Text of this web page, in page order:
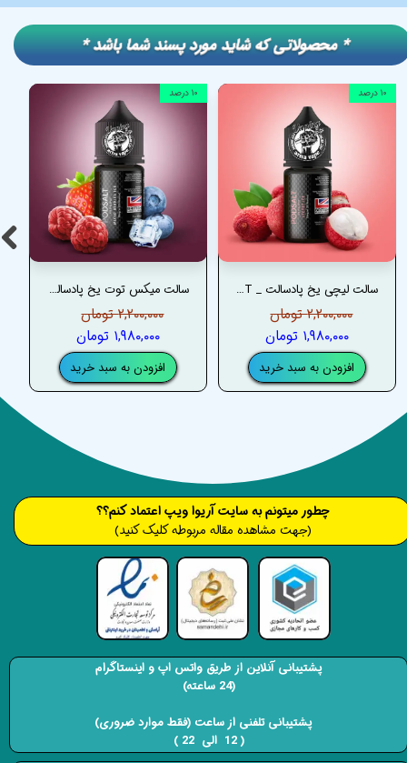
سالت میکس توت یخ پادسالت _ PODSALT MIXED BERRIES ICE SALT
۲,۲۰۰,۰۰۰ تومان
۱,۹۸۰,۰۰۰ تومان
افزودن به سبد خرید
۱۰ درصد
سالت لیچی یخ پادسالت _ PODSALT LYCHEE ICE SALT
۲,۲۰۰,۰۰۰ تومان
۱,۹۸۰,۰۰۰ تومان
افزودن به سبد خرید
۱۰ درصد
​​* محصولاتی که شاید مورد پسند شما باشد *
​​​چطور میتونم به سایت آریوا ویپ اعتماد کنم؟؟
(جهت مشاهده مقاله مربوطه کلیک کنید)
پشتیبانی آنلاین از طریق واتس اپ و اینستاگرام
(24 ساعته)
​​​​​​​ پشتیبانی تلفنی از ساعت (فقط موارد ضروری)
( 12 الی 22 ) ​​​​​​​